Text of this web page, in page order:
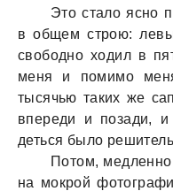
Это стaло ясно
в общем строю:
свободно ходил в
меня и помимо
тысячью тaких же
впереди и позaди, и
деться было
Потом,
нa мокрой